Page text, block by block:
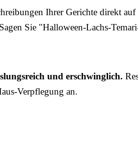
Ihrer Gerichte direkt
Sie "Halloween-Lachs-
und erschwinglich.
Verpflegung an.